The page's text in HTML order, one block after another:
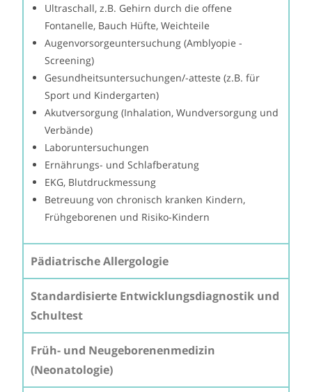
Ultraschall, z.B. Gehirn durch die offene
Fontanelle, Bauch Hüfte, Weichteile
Augenvorsorgeuntersuchung (Amblyopie -
Screening)
Gesundheitsuntersuchungen/-atteste (z.B. für
Sport und Kindergarten)
Akutversorgung (Inhalation, Wundversorgung und
Verbände)
Laboruntersuchungen
Ernährungs- und Schlafberatung
EKG, Blutdruckmessung
Betreuung von chronisch kranken Kindern,
Frühgeborenen und Risiko-Kindern
Pädiatrische Allergologie
Standardisierte Entwicklungsdiagnostik und
Schultest
Früh- und Neugeborenenmedizin
(Neonatologie)